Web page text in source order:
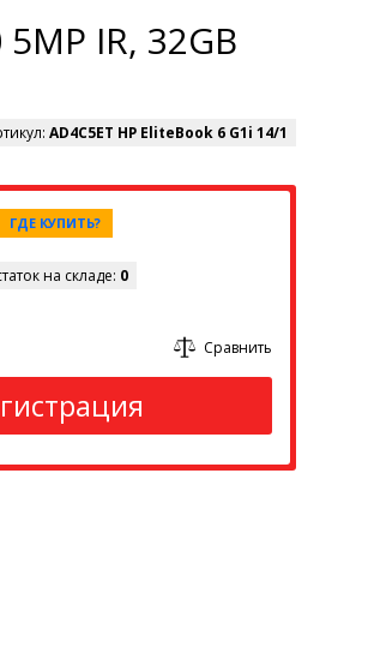
IR, 32GB
AD4C5ET HP EliteBook 6 G1i 14/1
ГДЕ КУПИТЬ?
на складе: 0
Сравнить